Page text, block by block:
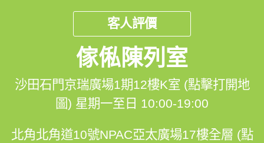
客人評價
傢俬陳列室
沙田石門京瑞廣場1期12樓K室 (點擊打開地
圖) 星期一至日 10:00-19:00
北角北角道10號NPAC亞太廣場17樓全層 (點